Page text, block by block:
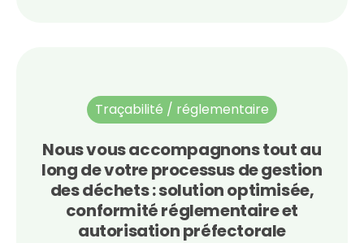
Traçabilité / réglementaire
Nous vous accompagnons tout au
long de votre processus de gestion
des déchets : solution optimisée,
conformité réglementaire et
autorisation préfectorale